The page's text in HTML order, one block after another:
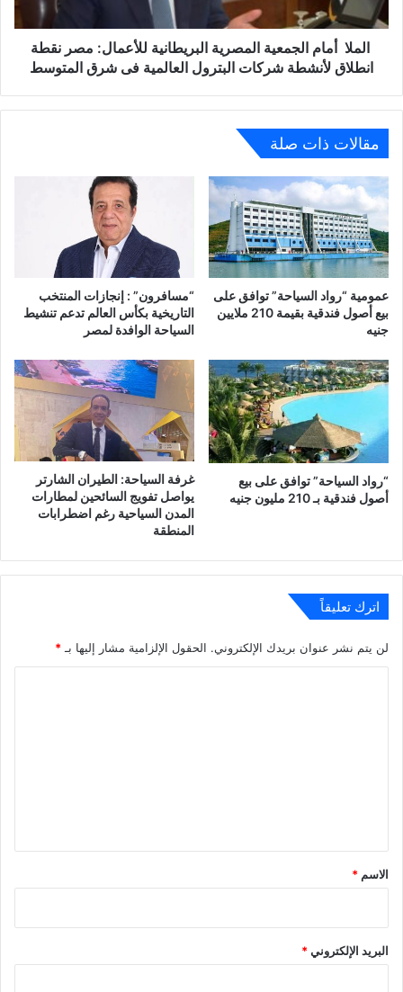
نقطة
انطلاق
لأنشطة
شركات
شرق
المتوسط
الملا أمام الجمعية المصرية البريطانية للأعمال: مصر نقطة
انطلاق لأنشطة شركات البترول العالمية فى شرق المتوسط
مقالات ذات صلة
عمومية “رواد السياحة” توافق على
بيع أصول فندقية بقيمة 210 ملايين
جنيه
“مسافرون” : إنجازات المنتخب
التاريخية بكأس العالم تدعم تنشيط
السياحة الوافدة لمصر
“رواد السياحة” توافق على بيع
أصول فندقية بـ 210 مليون جنيه
غرفة السياحة: الطيران الشارتر
يواصل تفويج السائحين لمطارات
المدن السياحية رغم اضطرابات
المنطقة
اترك تعليقاً
لن يتم نشر عنوان بريدك الإلكتروني. الحقول الإلزامية مشار إليها بـ *
*
الاسم *
البريد الإلكتروني*